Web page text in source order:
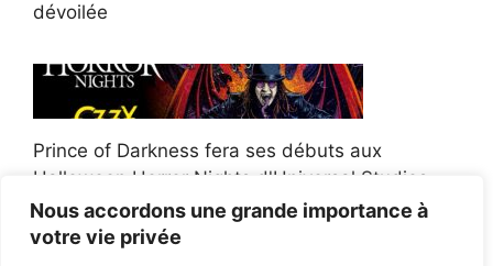
Nous accordons une grande importance à
votre vie privée
dévoilée
Prince of Darkness fera ses débuts aux
Halloween Horror Nights d'Universal Studios